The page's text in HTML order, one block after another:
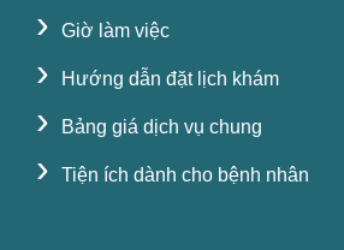
› Giờ làm việc
› Hướng dẫn đặt lịch khám
› Bảng giá dịch vụ chung
› Tiện ích dành cho bệnh nhân